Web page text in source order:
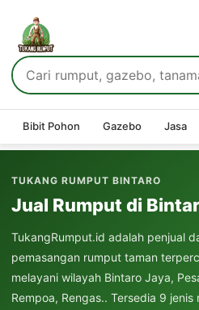
Bibit Pohon Gazebo Jasa
TUKANG RUMPUT BINTARO
Jual Rumput di
TukangRumput.id adalah penjual
pemasangan rumput taman
melayani wilayah Bintaro Jaya,
Rempoa, Rengas.. Tersedia 9